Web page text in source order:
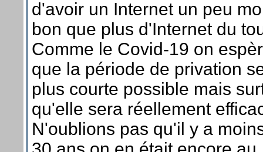
d'avoir un Internet un peu
bon que plus d'Internet du
Comme le Covid-19 on
que la période de privation
plus courte possible mais
qu'elle sera réellement
N'oublions pas qu'il y a